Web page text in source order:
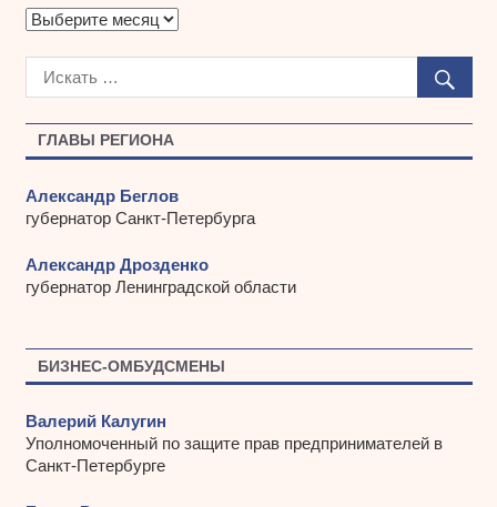
ГЛАВЫ РЕГИОНА
Александр Беглов
губернатор Санкт-Петербурга
Александр Дрозденко
губернатор Ленинградской области
БИЗНЕС-ОМБУДСМЕНЫ
Валерий Калугин
Уполномоченный по защите прав предпринимателей в
Санкт-Петербурге
А
х
ы